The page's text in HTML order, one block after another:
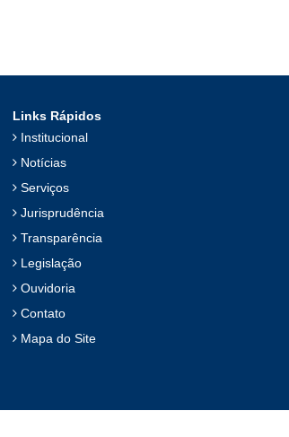
Links Rápidos
Institucional
Notícias
Serviços
Jurisprudência
Transparência
Legislação
Ouvidoria
Contato
Mapa do Site